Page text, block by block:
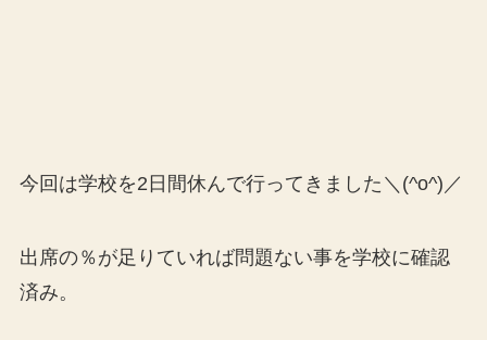
今回は学校を2日間休んで行ってきました＼(^o^)／
出席の％が足りていれば問題ない事を学校に確認
済み。